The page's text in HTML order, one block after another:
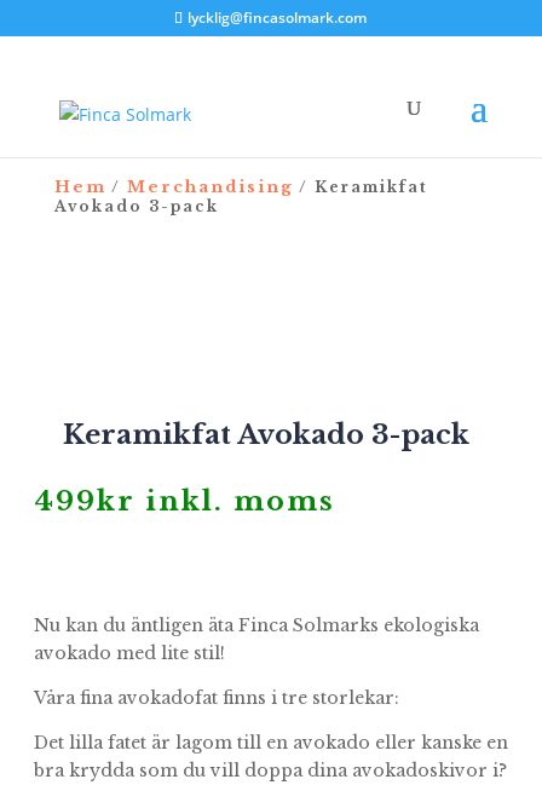
lycklig@fincasolmark.com
Hem / Merchandising / Keramikfat
Avokado 3-pack
Keramikfat Avokado 3-pack
499kr inkl. moms
Nu kan du äntligen äta Finca Solmarks ekologiska
avokado med lite stil!
Våra fina avokadofat finns i tre storlekar:
Det lilla fatet är lagom till en avokado eller kanske en
bra krydda som du vill doppa dina avokadoskivor i?